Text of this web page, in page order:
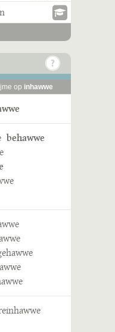
op inhawwe
behawwe